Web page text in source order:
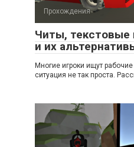
Прохождения
Читы, текстовые
и их
Многие игроки ищут
ситуация не так проста.